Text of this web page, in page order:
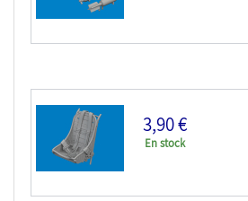
Eduard kit d'amelioration avion brassin Print...
3,90 €
En stock